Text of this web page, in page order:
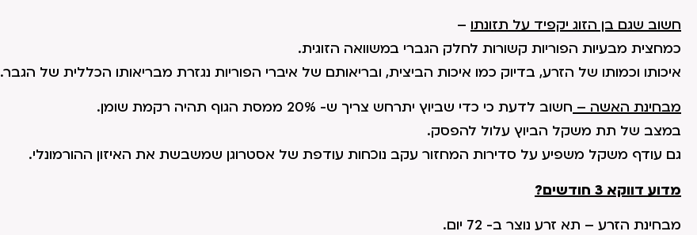
חשוב שגם בן הזוג יקפיד על תזונתו –
כמחצית מבעיות הפוריות קשורות לחלק הגברי במשוואה הזוגית.
איכותו וכמותו של הזרע, בדיוק כמו איכות הביצית, ובריאותם של איברי הפוריות נגזרת מבריאותו הכללית של הגבר.
מבחינת האשה – חשוב לדעת כי כדי שביוץ יתרחש צריך ש- 20% ממסת הגוף תהיה רקמת שומן.
במצב של תת משקל הביוץ עלול להפסק.
גם עודף משקל משפיע על סדירות המחזור עקב נוכחות עודפת של אסטרוגן שמשבשת את האיזון ההורמונלי.
מדוע דווקא 3 חודשים?
מבחינת הזרע – תא זרע נוצר ב- 72 יום.